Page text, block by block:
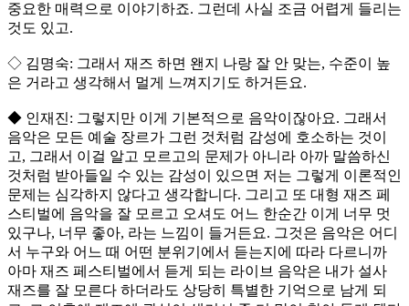
중요한 매력으로 이야기하죠. 그런데 사실 조금 어렵게 들리는
것도 있고.
◇ 김명숙: 그래서 재즈 하면 왠지 나랑 잘 안 맞는, 수준이 높
은 거라고 생각해서 멀게 느껴지기도 하거든요.
◆ 인재진: 그렇지만 이게 기본적으로 음악이잖아요. 그래서
음악은 모든 예술 장르가 그런 것처럼 감성에 호소하는 것이
고, 그래서 이걸 알고 모르고의 문제가 아니라 아까 말씀하신
것처럼 받아들일 수 있는 감성이 있으면 저는 그렇게 이론적인
문제는 심각하지 않다고 생각합니다. 그리고 또 대형 재즈 페
스티벌에 음악을 잘 모르고 오셔도 어느 한순간 이게 너무 멋
있구나, 너무 좋아, 라는 느낌이 들거든요. 그것은 음악은 어디
서 누구와 어느 때 어떤 분위기에서 듣는지에 따라 다르니까
아마 재즈 페스티벌에서 듣게 되는 라이브 음악은 내가 설사
재즈를 잘 모른다 하더라도 상당히 특별한 기억으로 남게 되